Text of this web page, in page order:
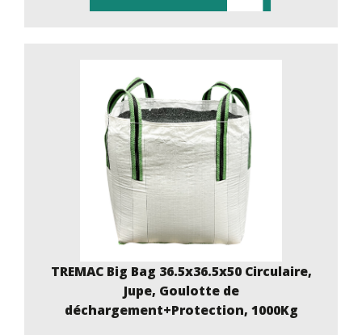
TREMAC Big Bag 36.5x36.5x50 Circulaire,
Jupe, Goulotte de
déchargement+Protection, 1000Kg